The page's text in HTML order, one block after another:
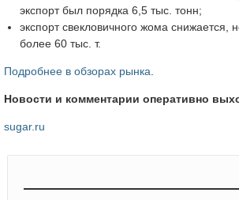
экспорт был порядка 6,5 тыс. тонн;
экспорт свекловичного жома
более 60 тыс. т.
Подробнее в обзорах рынка
Новости и комментарии оперативно
sugar.ru